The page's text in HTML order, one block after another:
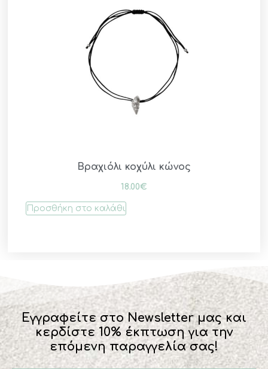
Βραχιόλι κοχύλι κώνος
18.00€
Προσθήκη στο καλάθι
Εγγραφείτε στο Newsletter μας και
κερδίστε 10% έκπτωση για την
επόμενη παραγγελία σας!